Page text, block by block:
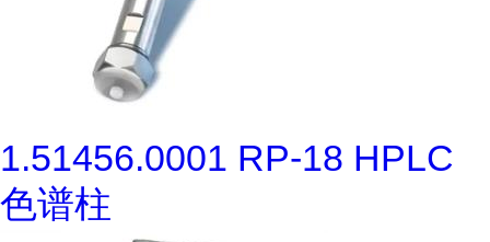
1.51456.0001 RP-18 HPLC
色谱柱